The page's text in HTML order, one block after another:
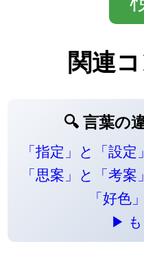
関連
🔍 言葉の
「指定」と「設定」
「思案」と「考案」
「好色
▶ も